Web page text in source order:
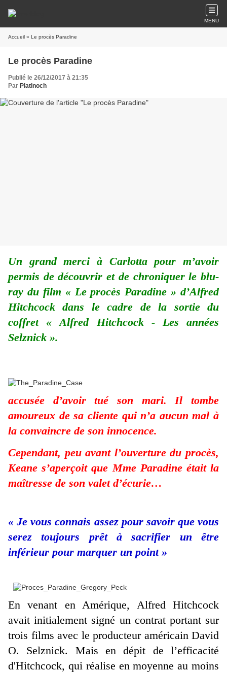
MENU
Accueil » Le procès Paradine
Le procès Paradine
Publié le 26/12/2017 à 21:35
Par Platinoch
Un grand merci à Carlotta pour m’avoir
permis de découvrir et de chroniquer le blu-
ray du film « Le procès Paradine » d’Alfred
Hitchcock dans le cadre de la sortie du
coffret « Alfred Hitchcock - Les années
Selznick ».
accusée d’avoir tué son mari. Il tombe
amoureux de sa cliente qui n’a aucun mal à
la convaincre de son innocence.
Cependant, peu avant l’ouverture du procès,
Keane s’aperçoit que Mme Paradine était la
maîtresse de son valet d’écurie…
« Je vous connais assez pour savoir que vous
serez toujours prêt à sacrifier un être
inférieur pour marquer un point »
En venant en Amérique, Alfred Hitchcock
avait initialement signé un contrat portant sur
trois films avec le producteur américain David
O. Selznick. Mais en dépit de l’efficacité
d'Hitchcock, qui réalise en moyenne au moins